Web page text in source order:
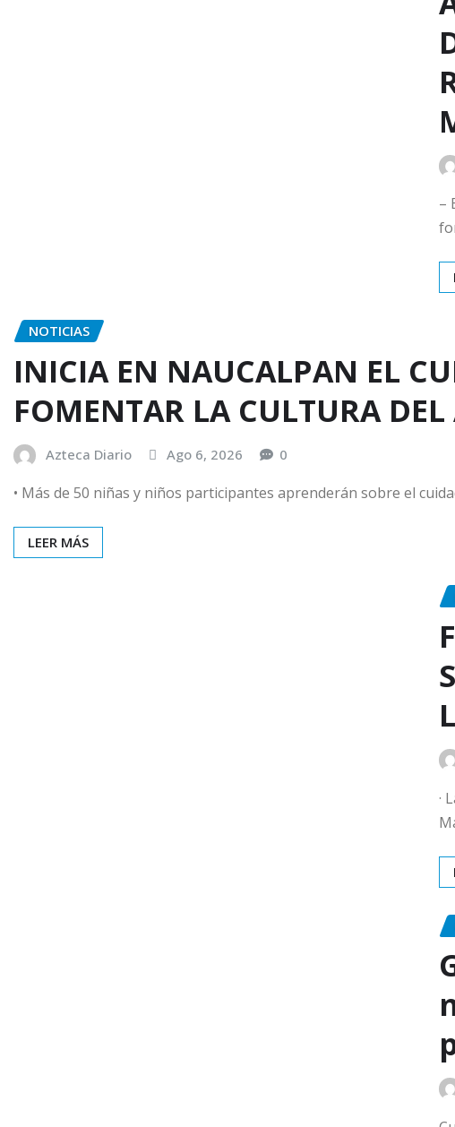
–
NOTICIAS
INICIA EN NAUCALPAN EL
FOMENTAR LA CULTURA
Azteca Diario Ago 6, 2026 0
•⁠ ⁠Más de 50 niñas y niños participantes aprenderán sobre el
LEER MÁS
·